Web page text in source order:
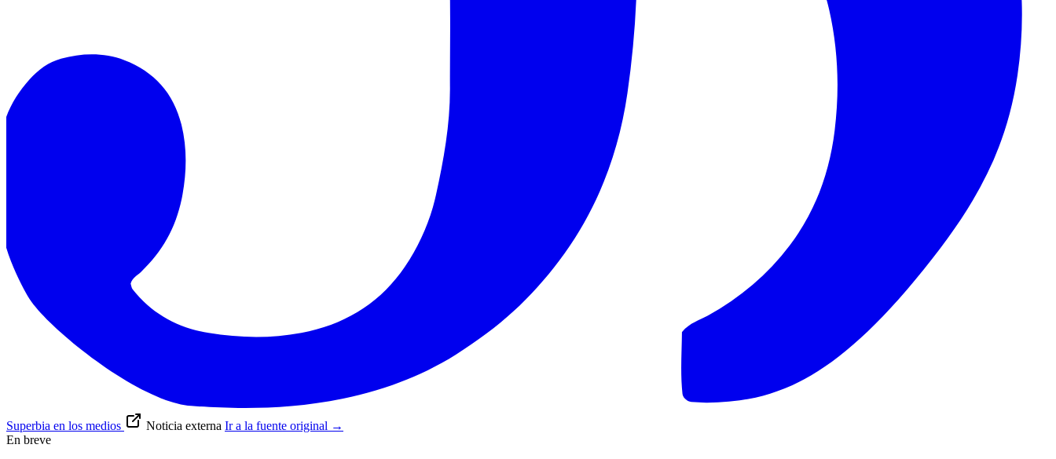
Superbia en los medios Noticia externa Ir a la fuente original →
En breve